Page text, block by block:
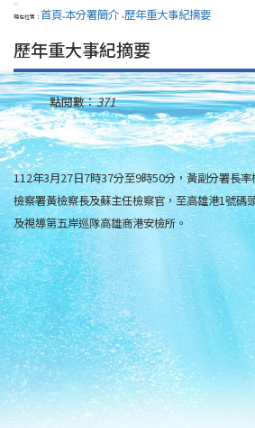
:::
現在位置： 首頁>本分署簡介 >歷年重大事紀摘要
歷年重大事紀摘要
點閱數：371
112年3月27日7時37分至9時50分，黃副分署長
檢察署黃檢察長及蘇主任檢察官，至高雄港1號碼
及視導第五岸巡隊高雄商港安檢所。